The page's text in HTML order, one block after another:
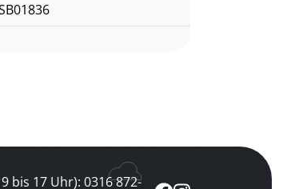
bis 17 Uhr): 0316 872-